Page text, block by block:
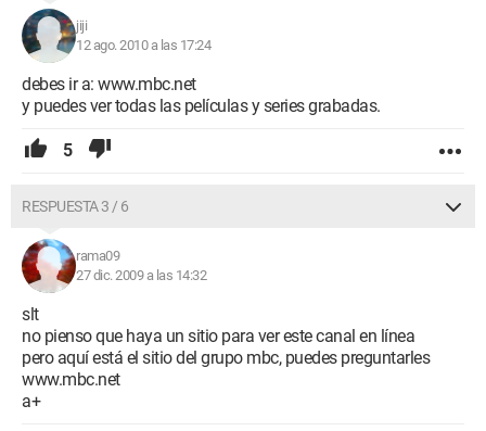
jiji
12 ago. 2010 a las 17:24
debes ir a: www.mbc.net
y puedes ver todas las películas y series grabadas.
5
RESPUESTA 3 / 6
rama09
27 dic. 2009 a las 14:32
slt
no pienso que haya un sitio para ver este canal en línea
pero aquí está el sitio del grupo mbc, puedes preguntarles
www.mbc.net
a+